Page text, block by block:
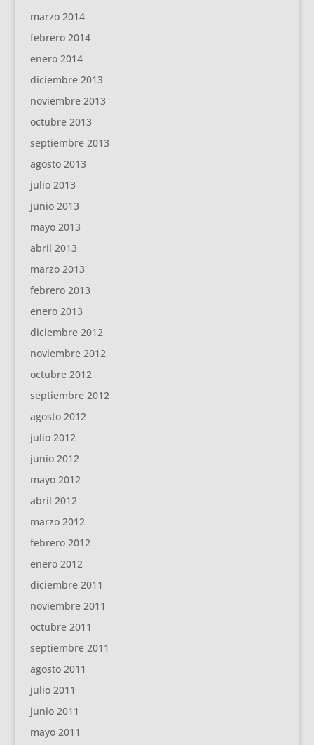
marzo 2014
febrero 2014
enero 2014
diciembre 2013
noviembre 2013
octubre 2013
septiembre 2013
agosto 2013
julio 2013
junio 2013
mayo 2013
abril 2013
marzo 2013
febrero 2013
enero 2013
diciembre 2012
noviembre 2012
octubre 2012
septiembre 2012
agosto 2012
julio 2012
junio 2012
mayo 2012
abril 2012
marzo 2012
febrero 2012
enero 2012
diciembre 2011
noviembre 2011
octubre 2011
septiembre 2011
agosto 2011
julio 2011
junio 2011
mayo 2011